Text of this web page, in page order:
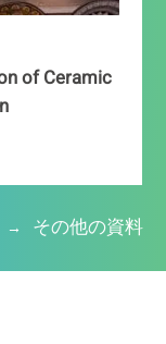
of Ceramic
その他の資料